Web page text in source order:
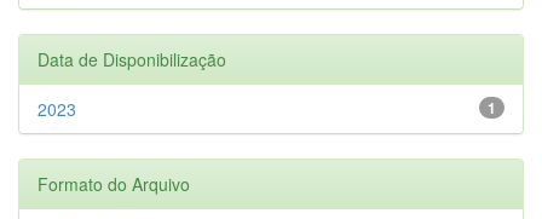
Data de Disponibilização
1
2023
Formato do Arquivo